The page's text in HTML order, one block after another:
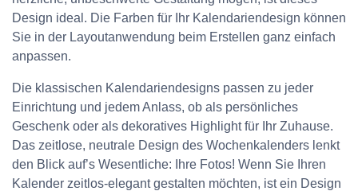
Design ideal. Die Farben für Ihr Kalendariendesign können
Sie in der Layoutanwendung beim Erstellen ganz einfach
anpassen.
Die klassischen Kalendariendesigns passen zu jeder
Einrichtung und jedem Anlass, ob als persönliches
Geschenk oder als dekoratives Highlight für Ihr Zuhause.
Das zeitlose, neutrale Design des Wochenkalenders lenkt
den Blick auf’s Wesentliche: Ihre Fotos! Wenn Sie Ihren
Kalender zeitlos-elegant gestalten möchten, ist ein Design